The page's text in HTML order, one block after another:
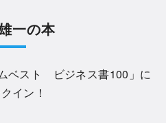
一の本
ベスト ビジネス書100 」に
イン！